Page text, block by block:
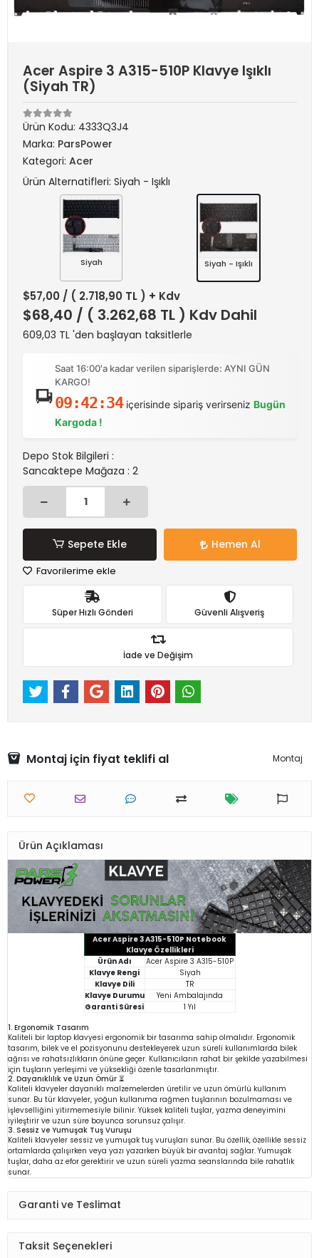
Acer Aspire 3 A315-510P Klavye Işıklı
(Siyah TR)
Ürün Kodu: 4333Q3J4
Marka: ParsPower
Kategori: Acer
Ürün Alternatifleri: Siyah - Işıklı
Siyah Siyah - Işıklı
$57,00 / ( 2.718,90 TL ) + Kdv
$68,40 / ( 3.262,68 TL ) Kdv Dahil
609,03 TL 'den başlayan taksitlerle
Saat 16:00'a kadar verilen siparişlerde: AYNI GÜN
KARGO!
09:42:34içerisinde sipariş verirseniz Bugün
Kargoda !
Depo Stok Bilgileri :
Sancaktepe Mağaza : 2
Sepete Ekle Hemen Al
Favorilerime ekle
Süper Hızlı Gönderi Güvenli Alışveriş
İade ve Değişim
Montaj için fiyat teklifi al Montaj
Ürün Açıklaması
Acer Aspire 3 A315-510P Notebook
Klavye Özellikleri
Ürün Adı
Acer Aspire 3 A315-510P
Klavye Rengi
Siyah
Klavye Dili
TR
Klavye Durumu
Yeni Ambalajında
Garanti Süresi
1 Yıl
1. Ergonomik Tasarım
Kaliteli bir laptop klavyesi ergonomik bir tasarıma sahip olmalıdır. Ergonomik
tasarım, bilek ve el pozisyonunu destekleyerek uzun süreli kullanımlarda bilek
ağrısı ve rahatsızlıkların önüne geçer. Kullanıcıların rahat bir şekilde yazabilmesi
için tuşların yerleşimi ve yüksekliği özenle tasarlanmıştır.
2. Dayanıklılık ve Uzun Ömür ⏳
Kaliteli klavyeler dayanıklı malzemelerden üretilir ve uzun ömürlü kullanım
sunar. Bu tür klavyeler, yoğun kullanıma rağmen tuşlarının bozulmaması ve
işlevselliğini yitirmemesiyle bilinir. Yüksek kaliteli tuşlar, yazma deneyimini
iyileştirir ve uzun süre boyunca sorunsuz çalışır.
3. Sessiz ve Yumuşak Tuş Vuruşu
Kaliteli klavyeler sessiz ve yumuşak tuş vuruşları sunar. Bu özellik, özellikle sessiz
ortamlarda çalışırken veya yazı yazarken büyük bir avantaj sağlar. Yumuşak
tuşlar, daha az efor gerektirir ve uzun süreli yazma seanslarında bile rahatlık
sunar.
Garanti ve Teslimat
Taksit Seçenekleri